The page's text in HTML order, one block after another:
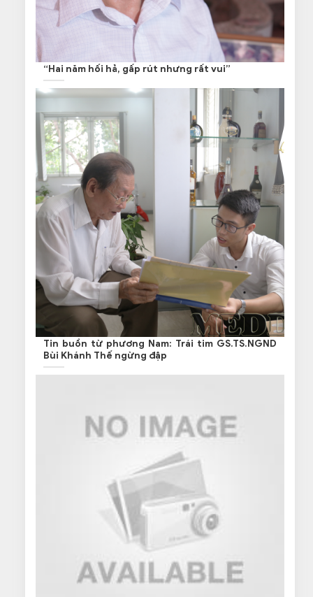
“Hai năm hối hả, gấp rút nhưng rất vui”
Tin buồn từ phương Nam: Trái tim GS.TS.NGND
Bùi Khánh Thế ngừng đập